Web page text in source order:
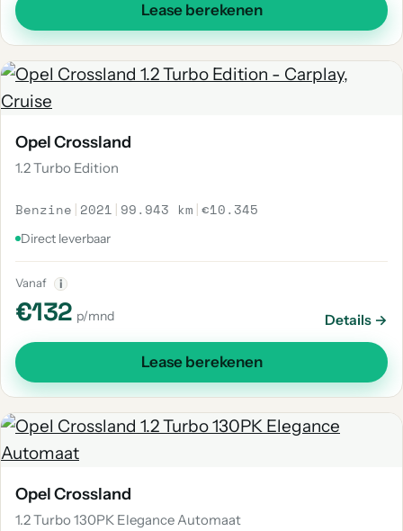
Lease berekenen
Opel Crossland
1.2 Turbo Edition
Benzine | 2021 | 99.943 km |€10.345
Direct leverbaar
Vanaf i
€132 p/mnd Details →
Lease berekenen
Opel Crossland
1.2 Turbo 130PK Elegance Automaat